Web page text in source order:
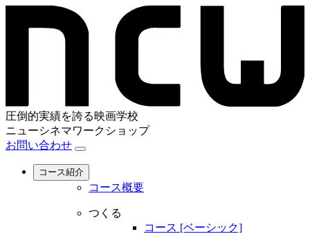
圧倒的実績を誇る映画学校
ニューシネマワークショップ
お問い合わせ
コース紹介
コース概要
つくる
コース [ベーシック]